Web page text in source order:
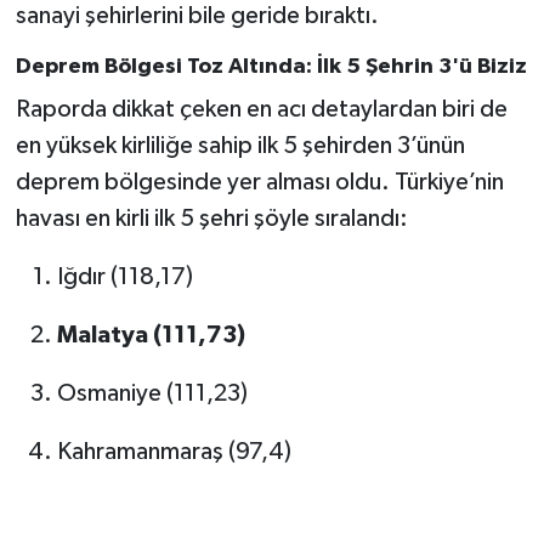
sanayi şehirlerini bile geride bıraktı.
Deprem Bölgesi Toz Altında: İlk 5 Şehrin 3'ü Biziz
Raporda dikkat çeken en acı detaylardan biri de
en yüksek kirliliğe sahip ilk 5 şehirden 3’ünün
deprem bölgesinde yer alması oldu. Türkiye’nin
havası en kirli ilk 5 şehri şöyle sıralandı:
Iğdır (118,17)
Malatya (111,73)
Osmaniye (111,23)
Kahramanmaraş (97,4)